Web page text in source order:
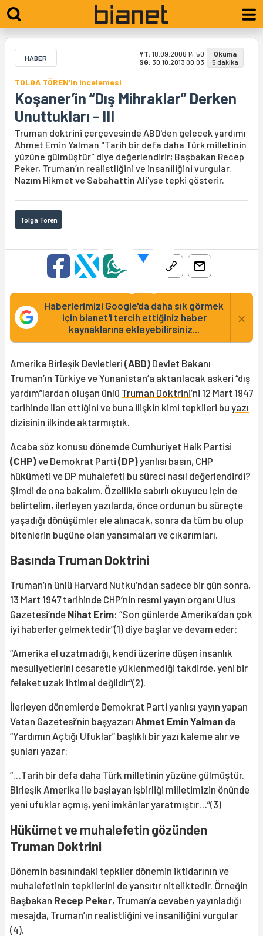
HABER YT: 18.09.2008 14:50
SG: 30.10.2013 00:03
Okuma
5 dakika
TOLGA TÖREN'in incelemesi
Koşaner’in “Dış Mihraklar” Derken
Unuttukları - III
Truman doktrini çerçevesinde ABD'den gelecek yardımı
Ahmet Emin Yalman "Tarih bir defa daha Türk milletinin
yüzüne gülmüştür" diye değerlendirir; Başbakan Recep
Peker, Truman’ın realistliğini ve insaniliğini vurgular.
Nazım Hikmet ve Sabahattin Ali'yse tepki gösterir.
Tolga Tören
Haberlerimizi Google'da daha sık görmek
için bianet'i tercih ettiğiniz haber
kaynaklarına ekleyebilirsiniz...
×
Amerika Birleşik Devletleri (ABD) Devlet Bakanı
Truman’ın Türkiye ve Yunanistan’a aktarılacak askeri “dış
yardım”lardan oluşan ünlü Truman Doktrini’ni 12 Mart 1947
tarihinde ilan ettiğini ve buna ilişkin kimi tepkileri bu yazı
dizisinin ilkinde aktarmıştık.
Acaba söz konusu dönemde Cumhuriyet Halk Partisi
(CHP)ve Demokrat Parti (DP)yanlısı basın, CHP
hükümeti ve DP muhalefeti bu süreci nasıl değerlendirdi?
Şimdi de ona bakalım. Özellikle sabırlı okuyucu için de
belirtelim, ilerleyen yazılarda, önce ordunun bu süreçte
yaşadığı dönüşümler ele alınacak, sonra da tüm bu olup
bitenlerin bugüne olan yansımaları ve çıkarımları.
Basında Truman Doktrini
Truman’ın ünlü Harvard Nutku’ndan sadece bir gün sonra,
13 Mart 1947 tarihinde CHP’nin resmi yayın organı Ulus
Gazetesi’nde Nihat Erim: “Son günlerde Amerika’dan çok
iyi haberler gelmektedir”(1) diye başlar ve devam eder:
“Amerika el uzatmadığı, kendi üzerine düşen insanlık
mesuliyetlerini cesaretle yüklenmediği takdirde, yeni bir
felaket uzak ihtimal değildir”(2).
İlerleyen dönemlerde Demokrat Parti yanlısı yayın yapan
Vatan Gazetesi’nin başyazarı Ahmet Emin Yalman da
“Yardımın Açtığı Ufuklar” başlıklı bir yazı kaleme alır ve
şunları yazar:
“…Tarih bir defa daha Türk milletinin yüzüne gülmüştür.
Birleşik Amerika ile başlayan işbirliği milletimizin önünde
yeni ufuklar açmış, yeni imkânlar yaratmıştır…”(3)
Hükümet ve muhalefetin gözünden
Truman Doktrini
Dönemin basınındaki tepkiler dönemin iktidarının ve
muhalefetinin tepkilerini de yansıtır niteliktedir. Örneğin
Başbakan Recep Peker, Truman’a cevaben yayınladığı
mesajda, Truman’ın realistliğini ve insaniliğini vurgular
(4).